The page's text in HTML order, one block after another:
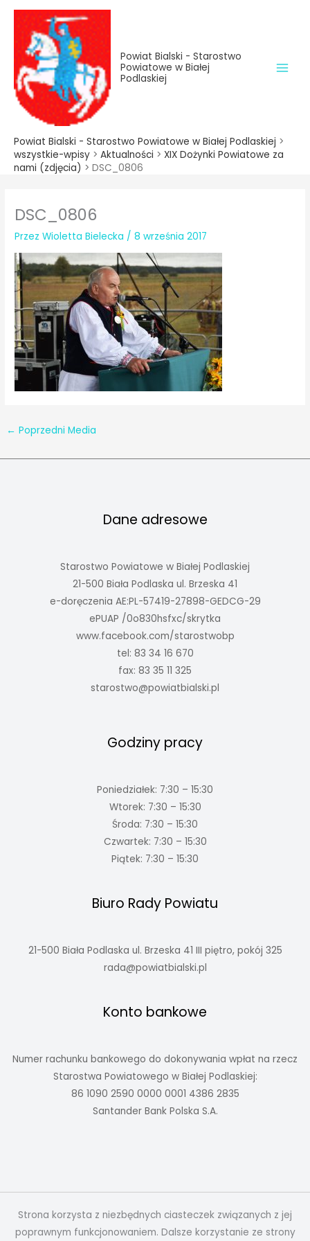
treści
Przejdź
treści
Powiat Bialski - Starostwo
Powiatowe w Białej
Podlaskiej
Powiat Bialski - Starostwo Powiatowe w Białej Podlaskiej >
wszystkie-wpisy > Aktualności > XIX Dożynki Powiatowe za
nami (zdjęcia) > DSC_0806
DSC_0806
PrzezWioletta Bielecka /8 września 2017
← Poprzedni Media
Dane adresowe
Starostwo Powiatowe w Białej Podlaskiej
21-500 Biała Podlaska ul. Brzeska 41
e-doręczenia AE:PL-57419-27898-GEDCG-29
ePUAP /0o830hsfxc/skrytka
www.facebook.com/starostwobp
tel: 83 34 16 670
fax: 83 35 11 325
starostwo@powiatbialski.pl
Godziny pracy
Poniedziałek: 7:30 – 15:30
Wtorek: 7:30 – 15:30
Środa: 7:30 – 15:30
Czwartek: 7:30 – 15:30
Piątek: 7:30 – 15:30
Biuro Rady Powiatu
21-500 Biała Podlaska ul. Brzeska 41 III piętro, pokój 325
rada@powiatbialski.pl
Konto bankowe
Numer rachunku bankowego do dokonywania wpłat na rzecz
Starostwa Powiatowego w Białej Podlaskiej:
86 1090 2590 0000 0001 4386 2835
Santander Bank Polska S.A.
Strona korzysta z niezbędnych ciasteczek związanych z jej
poprawnym funkcjonowaniem. Dalsze korzystanie ze strony